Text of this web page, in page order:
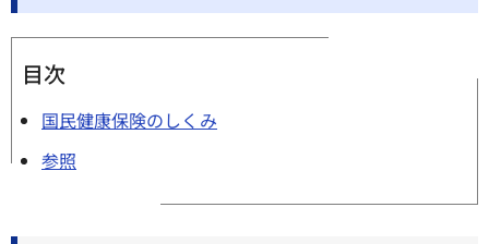
目次
国民健康保険のしくみ
参照